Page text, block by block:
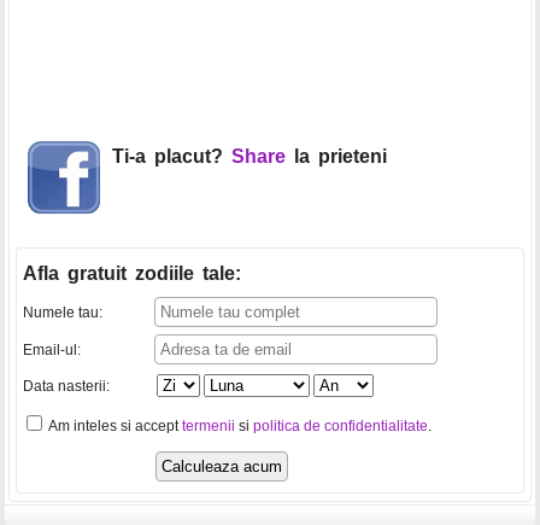
Ti-a placut? Share la prieteni
Afla gratuit zodiile tale:
Numele tau:
Email-ul:
Data nasterii:
Am inteles si accepttermenii si politica de confidentialitate.